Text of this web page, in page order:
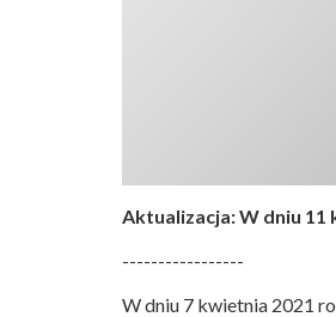
Aktualizacja: W dniu 11
-----------------
W dniu 7 kwietnia 2021